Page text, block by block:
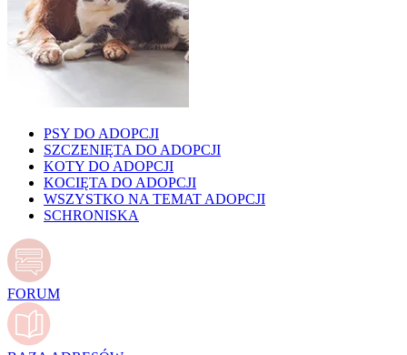
PSY DO ADOPCJI
SZCZENIĘTA DO ADOPCJI
KOTY DO ADOPCJI
KOCIĘTA DO ADOPCJI
WSZYSTKO NA TEMAT ADOPCJI
SCHRONISKA
FORUM